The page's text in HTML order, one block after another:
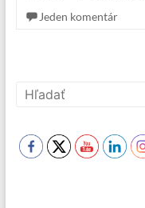
Jeden komentár